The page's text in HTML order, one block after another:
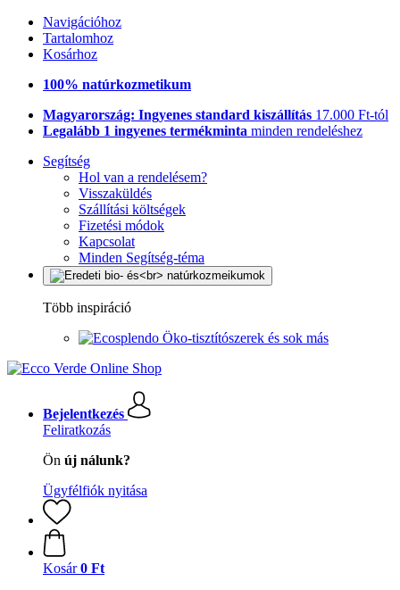
Navigációhoz
Tartalomhoz
Kosárhoz
100% natúrkozmetikum
Magyarország: Ingyenes standard kiszállítás 17.000 Ft-tól
Legalább 1 ingyenes termékminta minden rendeléshez
Segítség
Hol van a rendelésem?
Visszaküldés
Szállítási költségek
Fizetési módok
Kapcsolat
Minden Segítség-téma
Több inspiráció
Öko-tisztítószerek és sok más
Bejelentkezés
Feliratkozás
Ön új nálunk?
Ügyfélfiók nyitása
Kosár 0 Ft